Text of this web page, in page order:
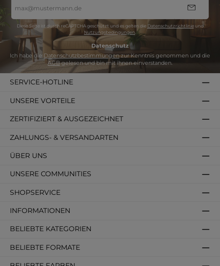
Mail-
Adresse
Diese Seite ist durch reCAPTCHA geschützt und es gelten die Datenschutzrichtlinieund
Nutzungsbedingungen
Datenschutz
Ich habe die Datenschutzbestimmungenzur Kenntnis genommen und die
AGBgelesen und bin mit ihnen einverstanden.
SERVICE-HOTLINE
SHOPSERVICE
INFORMATIONEN
BELIEBTE KATEGORIEN
BELIEBTE FORMATE
ZAHLUNGS- & VERSANDARTEN
ÜBER UNS
ZERTIFIZIERT & AUSGEZEICHNET
UNSERE VORTEILE
UNSERE COMMUNITIES